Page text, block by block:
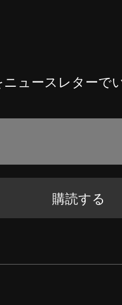
ニュースレターで